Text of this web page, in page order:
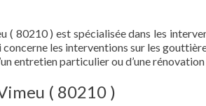
( 80210 ) est spécialisée dans les
concerne les interventions sur les
entretien particulier ou d’une
( 80210 )